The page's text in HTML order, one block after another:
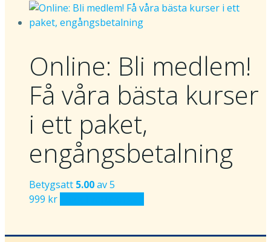
Online: Bli medlem!
Få våra bästa kurser
i ett paket,
engångsbetalning
Betygsatt 5.00av 5
999 kr